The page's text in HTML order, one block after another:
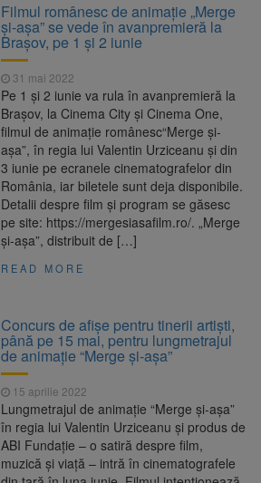
Filmul românesc de animație „Merge
și-așa” se vede în avanpremieră la
Brașov, pe 1 și 2 iunie
31 mai 2022
Pe 1 și 2 iunie va rula în avanpremieră la
Brașov, la Cinema City și Cinema One,
filmul de animație românesc“Merge și-
așa”, în regia lui Valentin Urziceanu și din
3 iunie pe ecranele cinematografelor din
România, iar biletele sunt deja disponibile.
Detalii despre film și program se găsesc
pe site: https://mergesiasafilm.ro/. „Merge
și-așa”, distribuit de […]
READ MORE
Concurs de afișe pentru tinerii artiști,
până pe 15 mai, pentru lungmetrajul
de animație “Merge și-așa”
15 aprilie 2022
Lungmetrajul de animație “Merge și-așa”
în regia lui Valentin Urziceanu și produs de
ABI Fundație – o satiră despre film,
muzică și viață – intră în cinematografele